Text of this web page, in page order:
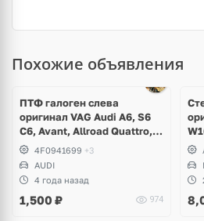
Похожие объявления
ПТФ галоген слева
оригинал VAG Audi A6, S6
C6, Avant, Allroad Quattro,
A8, S8 D3
4F0941699 +3
AUDI
4 года назад
1,500 ₽ 974